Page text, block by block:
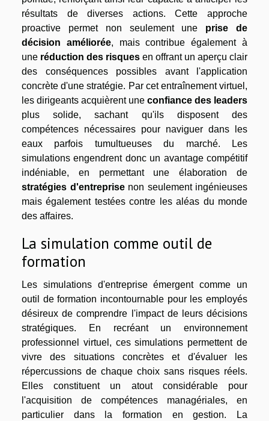
résultats de diverses actions. Cette approche
proactive permet non seulement une prise de
décision améliorée, mais contribue également à
une réduction des risques en offrant un aperçu clair
des conséquences possibles avant l'application
concrète d'une stratégie. Par cet entraînement virtuel,
les dirigeants acquièrent une confiance des leaders
plus solide, sachant qu'ils disposent des
compétences nécessaires pour naviguer dans les
eaux parfois tumultueuses du marché. Les
simulations engendrent donc un avantage compétitif
indéniable, en permettant une élaboration de
stratégies d'entreprisenon seulement ingénieuses
mais également testées contre les aléas du monde
des affaires.
La simulation comme outil de
formation
Les simulations d'entreprise émergent comme un
outil de formation incontournable pour les employés
désireux de comprendre l'impact de leurs décisions
stratégiques. En recréant un environnement
professionnel virtuel, ces simulations permettent de
vivre des situations concrètes et d'évaluer les
répercussions de chaque choix sans risques réels.
Elles constituent un atout considérable pour
l'acquisition de compétences managériales, en
particulier dans la formation en gestion. La